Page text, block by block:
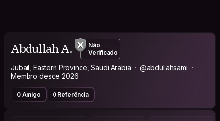
Abdullah A.
Não
Verificado
Jubail, Eastern Province, Saudi Arabia
@abdullahsami
Membro desde 2026
0 Amigo 0 Referência